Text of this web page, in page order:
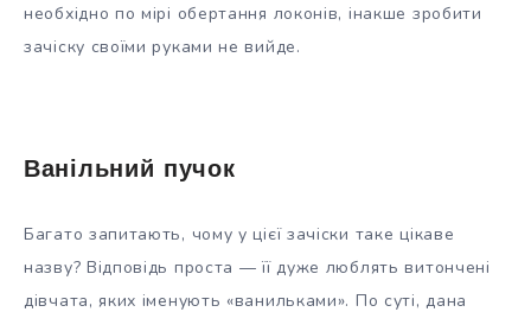
необхідно по мірі обертання локонів, інакше зробити
зачіску своїми руками не вийде.
Ванільний пучок
Багато запитають, чому у цієї зачіски таке цікаве
назву? Відповідь проста — її дуже люблять витончені
дівчата, яких іменують «ванильками». По суті, дана